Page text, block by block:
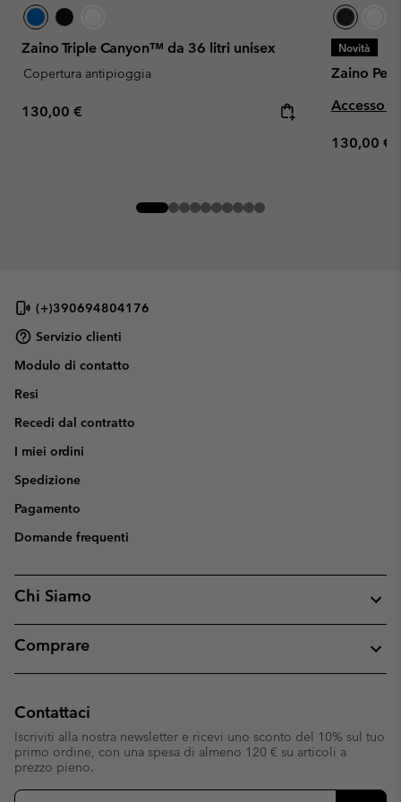
Zaino Triple Canyon™ da 36 litri unisex
Copertura antipioggia
Regular price:
130,00 €
Novità
Zaino
Accesso
Regular
130,00 €
(+)390694804176
Servizio clienti
Modulo di contatto
Resi
Recedi dal contratto
I miei ordini
Spedizione
Pagamento
Domande frequenti
Chi Siamo
Comprare
Contattaci
Iscriviti alla nostra newsletter e ricevi uno sconto del 10% sul tuo
primo ordine, con una spesa di almeno 120 € su articoli a
prezzo pieno.